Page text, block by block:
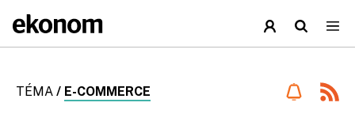
TÉMA / E-COMMERCE